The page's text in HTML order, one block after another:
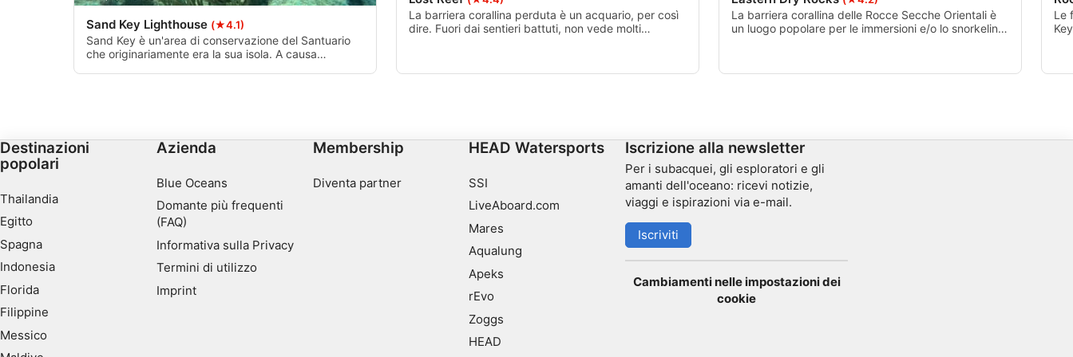
Sand Key Lighthouse (★4.1)
Sand Key è un'area di conservazione del Santuario
che originariamente era la sua isola. A causa
La barriera corallina perduta è un acquario, per così
dire. Fuori dai sentieri battuti, non vede molti
La barriera corallina delle Rocce Secche Orientali è
un luogo popolare per le immersioni e/o lo snorkeling.
Le
Destinazioni
popolari
Thailandia
Egitto
Spagna
Indonesia
Florida
Filippine
Messico
Azienda
Blue Oceans
Domante più frequenti
(FAQ)
Informativa sulla Privacy
Termini di utilizzo
Imprint
Membership
Diventa partner
HEAD Watersports
SSI
LiveAboard.com
Mares
Aqualung
Apeks
rEvo
Zoggs
HEAD
Iscrizione alla newsletter
Per i subacquei, gli esploratori e gli
amanti dell'oceano: ricevi notizie,
viaggi e ispirazioni via e-mail.
Iscriviti
Cambiamenti nelle impostazioni dei
cookie
Sviluppare e migliorare i servizi
Utilizzare dati limitati per la selezione dei contenuti
Caratteristiche speciali IAB:
Finalità di trattamento non legate all'AIAB:
Prestazione
Funzionale
Pubblicità